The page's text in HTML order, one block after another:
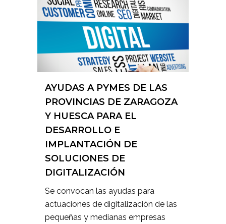
AYUDAS A PYMES DE LAS
PROVINCIAS DE ZARAGOZA
Y HUESCA PARA EL
DESARROLLO E
IMPLANTACIÓN DE
SOLUCIONES DE
DIGITALIZACIÓN
Se convocan las ayudas para
actuaciones de digitalización de las
pequeñas y medianas empresas